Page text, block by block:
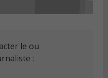
le ou
: